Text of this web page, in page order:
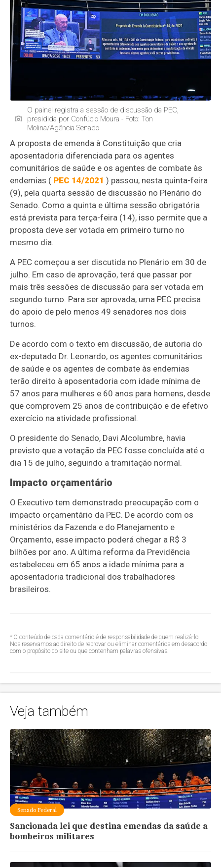
O painel registra a sessão de discussão da PEC,
presidida por Confúcio Moura - Foto: Ton
Molina/Agência Senado
A proposta de emenda à Constituição que cria
aposentadoria diferenciada para os agentes
comunitários de saúde e os agentes de combate às
endemias ( PEC 14/2021 ) passou, nesta quinta-feira
(9), pela quarta sessão de discussão no Plenário do
Senado. Como a quinta e última sessão obrigatória
está prevista para terça-feira (14), isso permite que a
proposta deve ser votada em primeiro turno no
mesmo dia.
A PEC começou a ser discutida no Plenário em 30 de
julho. Em caso de aprovação, terá que passar por
mais três sessões de discussão para ser votada em
segundo turno. Para ser aprovada, uma PEC precisa
do apoio de pelo menos 49 senadores nos dois
turnos.
De acordo com o texto em discussão, de autoria do
ex-deputado Dr. Leonardo, os agentes comunitários
de saúde e os agentes de combate às endemias
terão direito à aposentadoria com idade mínima de
57 anos para mulheres e 60 anos para homens, desde
que comprovem 25 anos de contribuição e de efetivo
exercício na atividade profissional.
O presidente do Senado, Davi Alcolumbre, havia
previsto que a votação da PEC fosse concluída até o
dia 15 de julho, seguindo a tramitação normal.
Impacto orçamentário
O Executivo tem demonstrado preocupação com o
impacto orçamentário da PEC. De acordo com os
ministérios da Fazenda e do Planejamento e
Orçamento, esse impacto poderá chegar a R$ 3
bilhões por ano. A última reforma da Previdência
estabeleceu em 65 anos a idade mínima para a
aposentadoria tradicional dos trabalhadores
brasileiros.
* O conteúdo de cada comentário é de responsabilidade de quem realizá-lo.
Nos reservamos ao direito de reprovar ou eliminar comentários em desacordo
com o propósito do site ou que contenham palavras ofensivas.
Veja também
Senado Federal
Sancionada lei que destina emendas da saúde a
bombeiros militares